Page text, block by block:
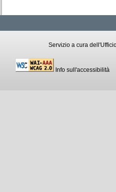
Servizio a cura
Info sull'accessibilità